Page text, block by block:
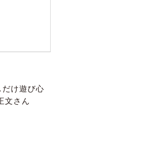
だけ遊び心
文さん